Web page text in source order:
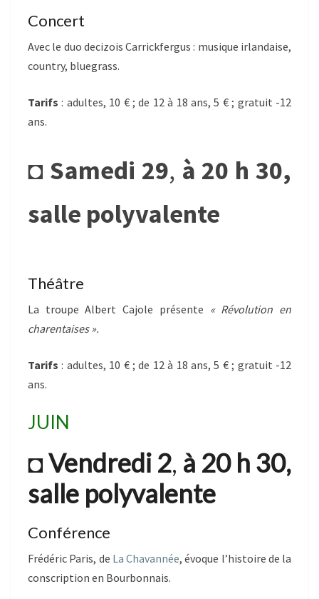
Concert
Avec le duo decizois Carrickfergus : musique irlandaise,
country, bluegrass.
Tarifs : adultes, 10 € ; de 12 à 18 ans, 5 € ; gratuit -12
ans.
◘ Samedi 29, à 20 h 30,
salle polyvalente
Théâtre
La troupe Albert Cajole présente « Révolution en
charentaises ».
Tarifs: adultes, 10 € ; de 12 à 18 ans, 5 € ; gratuit -12
ans.
JUIN
◘Vendredi 2, à 20 h 30,
salle polyvalente
Conférence
Frédéric Paris, de La Chavannée, évoque l’histoire de la
conscription en Bourbonnais.